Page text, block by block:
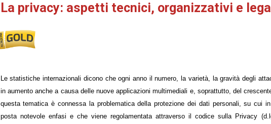
La privacy: aspetti tecnici, organizzativi e
Le statistiche internazionali dicono che ogni anno il numero, la varietà, la gravità degli
in aumento anche a causa delle nuove applicazioni multimediali e, soprattutto, del
questa tematica è connessa la problematica della protezione dei dati personali, su cui
posta notevole enfasi e che viene regolamentata attraverso il codice sulla Privacy